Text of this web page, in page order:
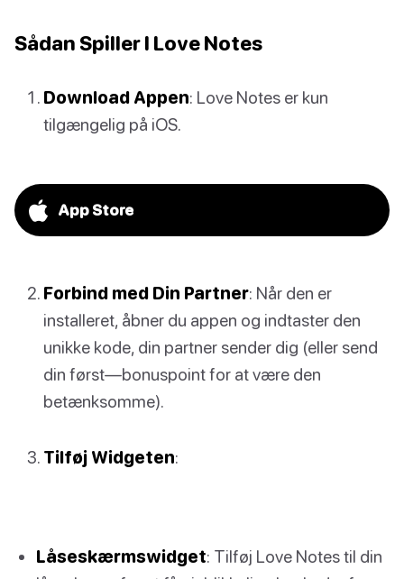
Sådan Spiller I Love Notes
Download Appen: Love Notes er kun
tilgængelig på iOS.
App Store
Forbind med Din Partner: Når den er
installeret, åbner du appen og indtaster den
unikke kode, din partner sender dig (eller send
din først—bonuspoint for at være den
betænksomme).
Tilføj Widgeten:
Låseskærmswidget: Tilføj Love Notes til din